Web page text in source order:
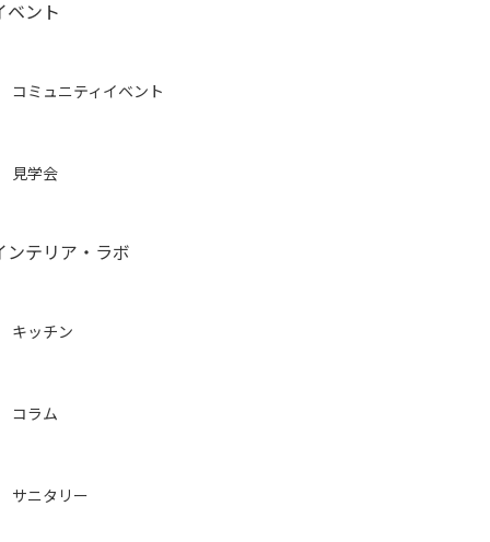
ベント
コミュニティイベント
見学会
ンテリア・ラボ
キッチン
コラム
サニタリー